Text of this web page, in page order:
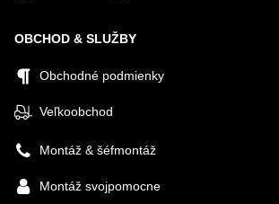
OBCHOD & SLUŽBY
Obchodné podmienky
Veľkoobchod
Montáž & šéfmontáž
Montáž svojpomocne